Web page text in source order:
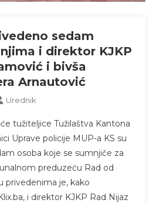
sedam
i direktor KJKP
i bivša
Arnautović
Urednik
tužiteljice Tužilaštva Kantona
Uprave policije MUP-a KS su
osoba koje se sumnjiče za
preduzeću Rad od
privedenima je, kako
i direktor KJKP Rad Nijaz